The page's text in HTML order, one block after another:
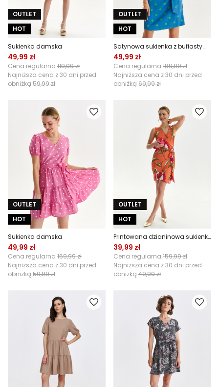
OUTLET
HOT
Sukienka damska
49,99 zł
Cena regularna 119,99 zł
Najniższa cena z 30 dni przed
obniżką 59,99 zł
OUTLET
HOT
Satynowa sukienka z bufiastymi rękawami
49,99 zł
Cena regularna 189,99 zł
Najniższa cena z 30 dni przed
obniżką 69,99 zł
OUTLET
HOT
Sukienka damska
49,99 zł
Cena regularna 169,99 zł
Najniższa cena z 30 dni przed
obniżką 59,99 zł
OUTLET
HOT
Printowana dzianinowa sukienka
39,99 zł
Cena regularna 159,99 zł
Najniższa cena z 30 dni przed
obniżką 49,99 zł